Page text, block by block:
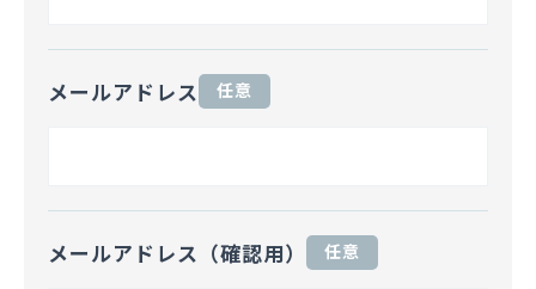
メールアドレス 任意
メールアドレス（確認用） 任意